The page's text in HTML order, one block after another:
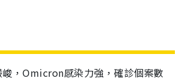
，Omicron感染力強，確診個案數